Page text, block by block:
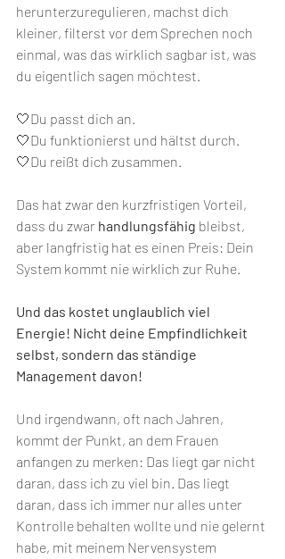
herunterzuregulieren, machst dich
kleiner, filterst vor dem Sprechen noch
einmal, was das wirklich sagbar ist, was
du eigentlich sagen möchtest.
🤍Du passt dich an.
🤍Du funktionierst und hältst durch.
🤍Du reißt dich zusammen.
Das hat zwar den kurzfristigen Vorteil,
dass du zwar handlungsfähig bleibst,
aber langfristig hat es einen Preis: Dein
System kommt nie wirklich zur Ruhe.
Und das kostet unglaublich viel
Energie! Nicht deine Empfindlichkeit
selbst, sondern das ständige
Management davon!
Und irgendwann, oft nach Jahren,
kommt der Punkt, an dem Frauen
anfangen zu merken: Das liegt gar nicht
daran, dass ich zu viel bin. Das liegt
daran, dass ich immer nur alles unter
Kontrolle behalten wollte und nie gelernt
habe, mit meinem Nervensystem